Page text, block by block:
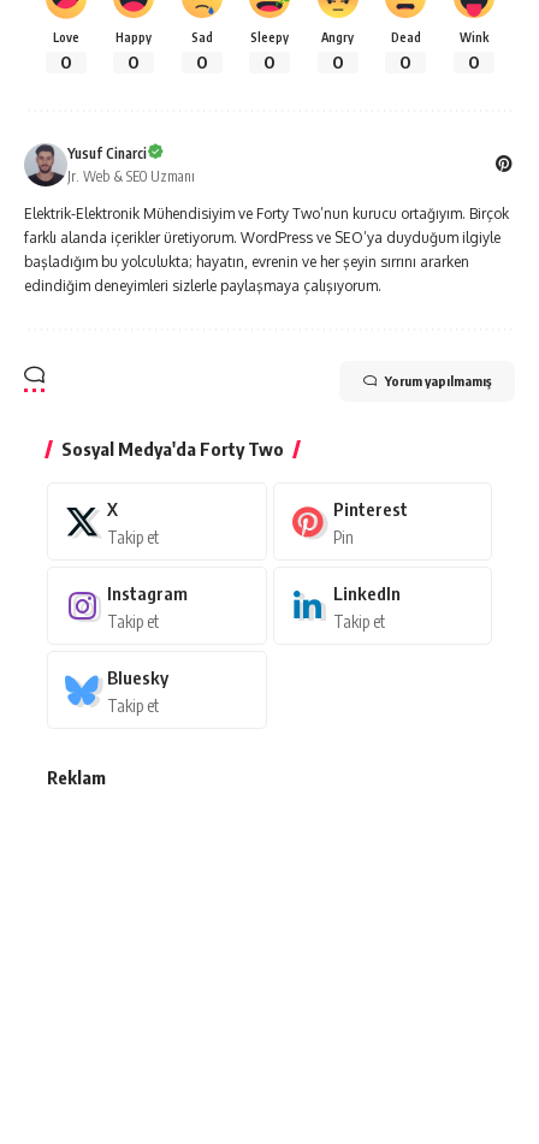
Love
0
Happy
0
Sad
0
Sleepy
0
Angry
0
Dead
0
Wink
0
Yusuf Cinarci
Jr. Web & SEO Uzmanı
Elektrik-Elektronik Mühendisiyim ve Forty Two’nun kurucu ortağıyım. Birçok
farklı alanda içerikler üretiyorum. WordPress ve SEO’ya duyduğum ilgiyle
başladığım bu yolculukta; hayatın, evrenin ve her şeyin sırrını ararken
edindiğim deneyimleri sizlerle paylaşmaya çalışıyorum.
Yorum yapılmamış
Sosyal Medya'da Forty Two
X
Takip et
Pinterest
Pin
Instagram
Takip et
LinkedIn
Takip et
Bluesky
Takip et
Reklam